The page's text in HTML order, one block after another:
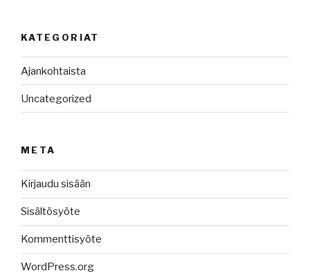
KATEGORIAT
Ajankohtaista
Uncategorized
META
Kirjaudu sisään
Sisältösyöte
Kommenttisyöte
WordPress.org